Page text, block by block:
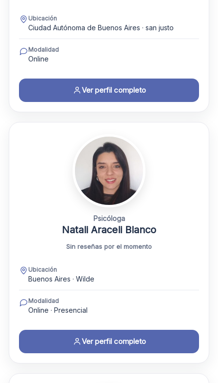
Ubicación
Ciudad Autónoma de Buenos Aires · san justo
Modalidad
Online
Ver perfil completo
Psicóloga
Natali Araceli Blanco
Sin reseñas por el momento
Ubicación
Buenos Aires · Wilde
Modalidad
Online · Presencial
Ver perfil completo